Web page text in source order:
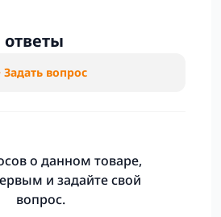
Задать вопрос
о данном товаре,
и задайте свой
вопрос.